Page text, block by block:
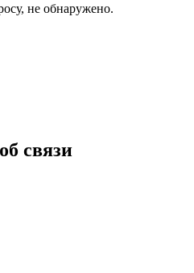
не обнаружено.
связи